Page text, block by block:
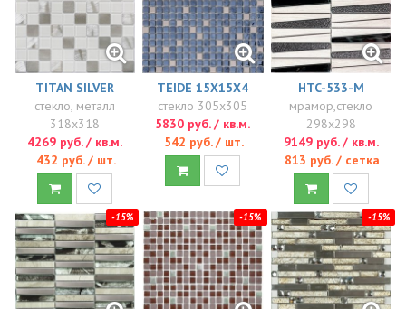
TITAN SILVER
стекло, металл
318x318
4269 руб. / кв.м.
432 руб. / шт.
TEIDE 15X15X4
стекло 305x305
5830 руб. / кв.м.
542 руб. / шт.
HTC-533-M
мрамор,стекло
298x298
9149 руб. / кв.м.
813 руб. / сетка
-15% -15% -15%